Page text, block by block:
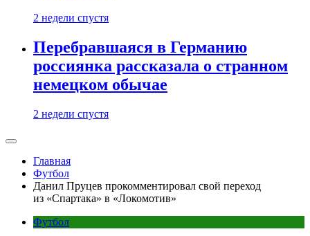
2 недели спустя
Перебравшаяся в Германию
россиянка рассказала о странном
немецком обычае
2 недели спустя
Главная
Футбол
Данил Пруцев прокомментировал свой переход
из «Спартака» в «Локомотив»
Футбол